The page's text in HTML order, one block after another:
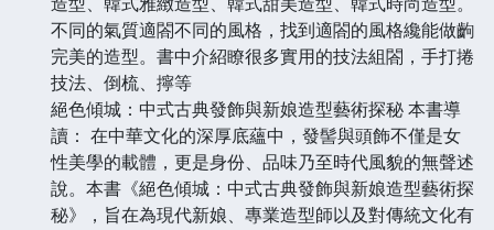
不同的氣質適閤不同的風格，找到適閤的風格纔能做齣
完美的造型。書中介紹瞭很多實用的技法組閤，手打捲
技法、倒梳、擰等
絕色傾城：中式古典發飾與新娘造型藝術探秘 本書導
讀： 在中華文化的深厚底蘊中，發髻與頭飾不僅是女
性美學的載體，更是身份、品味乃至時代風貌的無聲述
說。本書《絕色傾城：中式古典發飾與新娘造型藝術探
秘》，旨在為現代新娘、專業造型師以及對傳統文化有